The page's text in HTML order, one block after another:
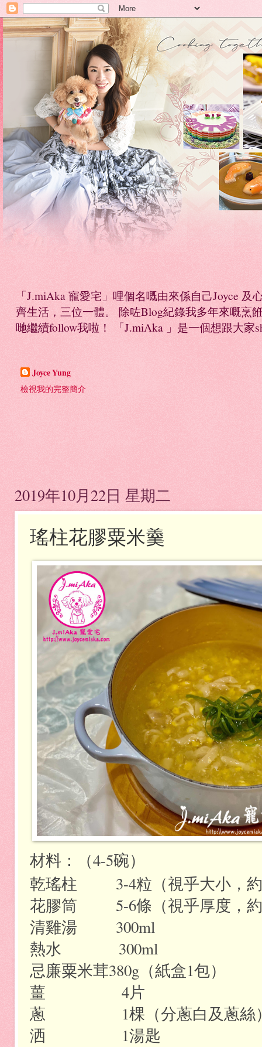
「J.miAka 寵愛宅」哩個名嘅由來係自己Joyce
齊生活，三位一體。 除咗Blog紀錄我多年來嘅烹
哋繼續follow我啦！ 「J.miAka 」是一個想跟大家
Joyce Yung
檢視我的完整簡介
2019年10月22日 星期二
瑤柱花膠粟米羹
材料：（4-5碗）
乾瑤柱
3-4粒（視乎大小，約
花膠筒
5-6條（視乎厚度，約
清雞湯
300ml
熱水
300ml
忌廉粟米茸380g （紙盒1包）
薑
4片
蔥
1棵（分蔥白及蔥絲
洒
1湯匙